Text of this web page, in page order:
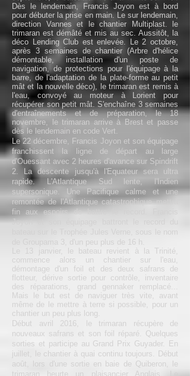
Dès le lendemain, Francis Joyon est à bord
pour débuter la prise en main. Le sur lendemain,
direction Vannes et le chantier Multiplast. le
trimaran est démâté et mis au sec. Aussitôt, la
déco Lending Club est enlevée. Le 2 octobre,
après 3 semaines de chantier (Arbre d'hélice
démontable, installation d'un poste de
navigation, de protections pour l'équipage à la
barre, de l'adaptation de la plate-forme au petit
mât et la nouvelle déco), le trimaran est remis à
l'eau, convoyé au moteur à Lorient pour
récupérer son petit mât. S'enchaîne 3 semaines
d'entraînements et de préparation, le 18
novembre, le trimaran arrive à Brest et passe
dès le lendemain en code Vert.
Le 22 décembre, Francis Joyon et son équipage
franchissent la ligne de départ au large
d'Ouessant avec 2 heures d'avance sur Spindrift
2. La descente jusqu'à l'Equateur sera ultra
rapide. L'Atlantique Sud lente, l'Indien
supersonique. Une Pacifique calme et une
remontée de l'Atlantique catastrophique mettra
fin aux espoirs de battre le record. Francis
Joyon et son équipage battront le record du
de Groupama 3, d'un peu plus de 16 h.
Le 13 janvier, le bateau revient à la Trinité,
commence alors un chantier sur l'eau,
démontage d'un foil et des deux safrans de
flotteur, dérive sortie pour contrôle, inventaire
des réparations, grand gennaker remplacé...
Mais le but est de naviguer très vite, avant
même de le mettre à terre si possible, pour un
chantier un peu plus long.
Début avril 2016, le trimaran récupère de
nouveaux safrans et son foil réparé. Quelques
sorties et participe au Grand Prix Guyader. En
juillet, le chantier à quai continu toujours. Début
août, lors d'une sortie en baie de Quiberon, le
trimaran heurte un plaisancier Anglais. Le